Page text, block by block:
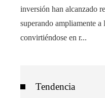
inversión han alcanzado
superando ampliamente
convirtiéndose en r...
Tendencia